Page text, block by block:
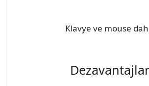
Klavye ve mouse
Dezavantajlar